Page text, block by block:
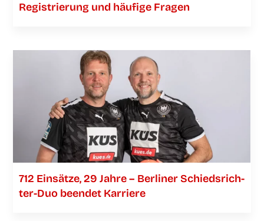
Regis­trie­rung und häu­fi­ge Fragen
712 Ein­sät­ze, 29 Jah­re – Ber­li­ner Schieds­­­rich­­­
ter-Duo been­det Karriere